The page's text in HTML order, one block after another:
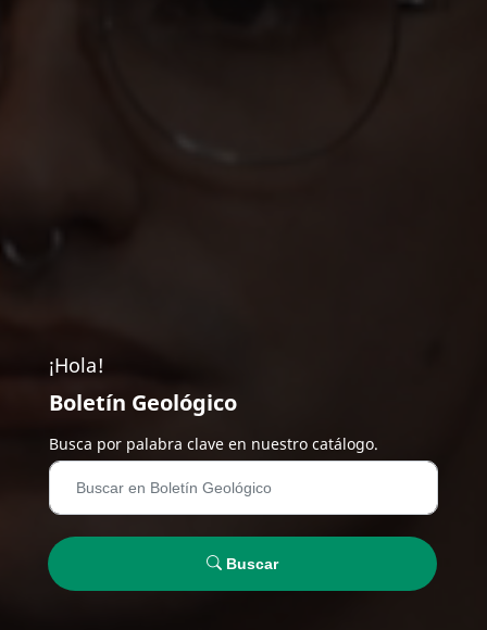
¡Hola!
Boletín Geológico
Busca por palabra clave en nuestro catálogo.
Buscar